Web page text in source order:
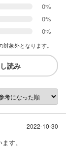
0%
0%
0%
象外となります。
読み
2022-10-30
す。